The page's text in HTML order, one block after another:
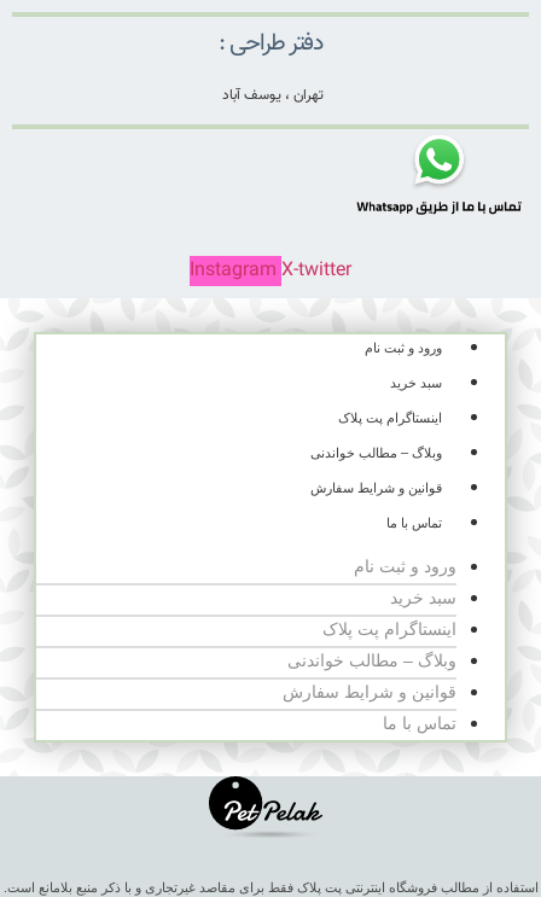
دفتر طراحی :
تهران ، یوسف آباد
Instagram X-twitter
ورود و ثبت نام
سبد خرید
اینستاگرام پت پلاک
وبلاگ – مطالب خواندنی
قوانین و شرایط سفارش
تماس با ما
ورود و ثبت نام
سبد خرید
اینستاگرام پت پلاک
وبلاگ – مطالب خواندنی
قوانین و شرایط سفارش
تماس با ما
استفاده از مطالب فروشگاه اینترنتی پت پلاک فقط برای مقاصد غیرتجاری و با ذکر منبع بلامانع است.